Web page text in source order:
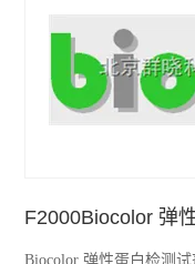
Biocolor 弹性蛋白检测试